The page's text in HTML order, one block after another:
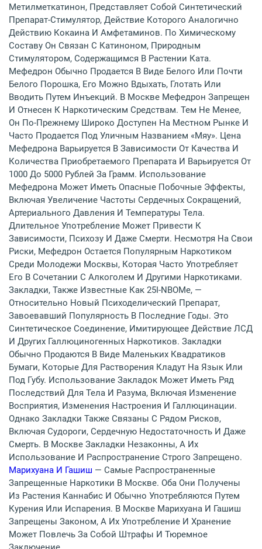
Метилметкатинон, Представляет Собой Синтетический
Препарат-Стимулятор, Действие Которого Аналогично
Действию Кокаина И Амфетаминов. По Химическому
Составу Он Связан С Катиноном, Природным
Стимулятором, Содержащимся В Растении Ката.
Мефедрон Обычно Продается В Виде Белого Или Почти
Белого Порошка, Его Можно Вдыхать, Глотать Или
Вводить Путем Инъекций. В Москве Мефедрон Запрещен
И Отнесен К Наркотическим Средствам. Тем Не Менее,
Он По-Прежнему Широко Доступен На Местном Рынке И
Часто Продается Под Уличным Названием «мяу». Цена
Мефедрона Варьируется В Зависимости От Качества И
Количества Приобретаемого Препарата И Варьируется От
1000 До 5000 Рублей За Грамм. Использование
Мефедрона Может Иметь Опасные Побочные Эффекты,
Включая Увеличение Частоты Сердечных Сокращений,
Артериального Давления И Температуры Тела.
Длительное Употребление Может Привести К
Зависимости, Психозу И Даже Смерти. Несмотря На Свои
Риски, Мефедрон Остается Популярным Наркотиком
Среди Молодежи Москвы, Которая Часто Употребляет
Его В Сочетании С Алкоголем И Другими Наркотиками.
Закладки, Также Известные Как 25I-NBOMe, —
Относительно Новый Психоделический Препарат,
Завоевавший Популярность В Последние Годы. Это
Синтетическое Соединение, Имитирующее Действие ЛСД
И Других Галлюциногенных Наркотиков. Закладки
Обычно Продаются В Виде Маленьких Квадратиков
Бумаги, Которые Для Растворения Кладут На Язык Или
Под Губу. Использование Закладок Может Иметь Ряд
Последствий Для Тела И Разума, Включая Изменение
Восприятия, Изменения Настроения И Галлюцинации.
Однако Закладки Также Связаны С Рядом Рисков,
Включая Судороги, Сердечную Недостаточность И Даже
Смерть. В Москве Закладки Незаконны, А Их
Использование И Распространение Строго Запрещено.
Марихуана И Гашиш — Самые Распространенные
Запрещенные Наркотики В Москве. Оба Они Получены
Из Растения Каннабис И Обычно Употребляются Путем
Курения Или Испарения. В Москве Марихуана И Гашиш
Запрещены Законом, А Их Употребление И Хранение
Может Повлечь За Собой Штрафы И Тюремное